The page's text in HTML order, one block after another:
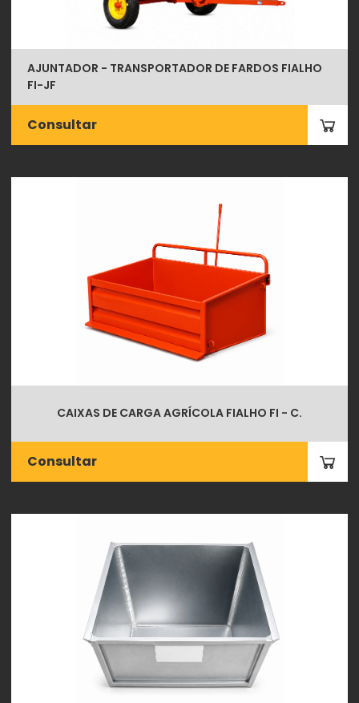
AJUNTADOR - TRANSPORTADOR DE FARDOS FIALHO
FI-JF
Consultar
CAIXAS DE CARGA AGRÍCOLA FIALHO FI - C.
Consultar